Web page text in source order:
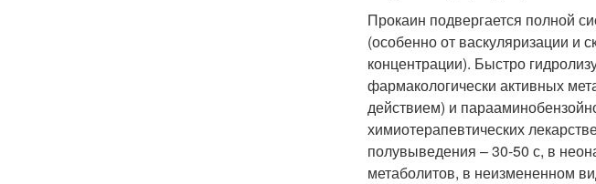
Прокаин подвергается полной
(особенно от васкуляризации и
концентрации). Быстро
фармакологически активных
действием) и
химиотерапевтических
полувыведения – 30-50 с, в
метаболитов, в неизмененном